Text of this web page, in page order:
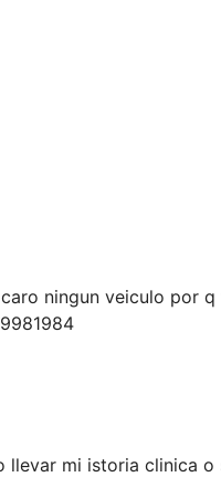
ningun veiculo por
mi istoria clinica